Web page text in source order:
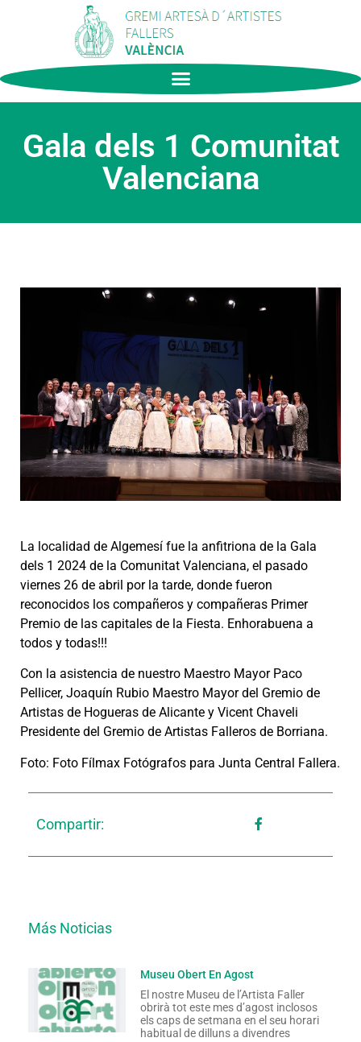
Gala dels 1 Comunitat
Valenciana
La localidad de Algemesí fue la anfitriona de la Gala
dels 1 2024 de la Comunitat Valenciana, el pasado
viernes 26 de abril por la tarde, donde fueron
reconocidos los compañeros y compañeras Primer
Premio de las capitales de la Fiesta. Enhorabuena a
todos y todas!!!
Con la asistencia de nuestro Maestro Mayor Paco
Pellicer, Joaquín Rubio Maestro Mayor del Gremio de
Artistas de Hogueras de Alicante y Vicent Chaveli
Presidente del Gremio de Artistas Falleros de Borriana.
Foto: Foto Fílmax Fotógrafos para Junta Central Fallera.
Compartir:
Más Noticias
Museu Obert En Agost
El nostre Museu de l’Artista Faller
obrirà tot este mes d’agost inclosos
els caps de setmana en el seu horari
habitual de dilluns a divendres